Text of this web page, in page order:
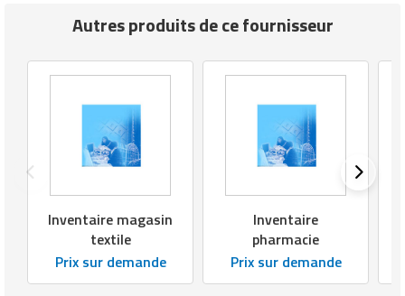
Ustensile de cuisine
Vaisselle restaurant
Vitrines réfrigérées
Autres produits de ce fournisseur
Inventaire magasin
textile
Prix sur demande
Inventaire
pharmacie
Prix sur demande